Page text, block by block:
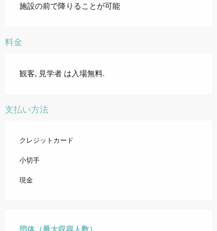
施設の前で降りることが可能
料金
観客, 見学者 は入場無料.
支払い方法
クレジットカード
小切手
現金
団体（最大収容人数）
団体（最大収容人数）